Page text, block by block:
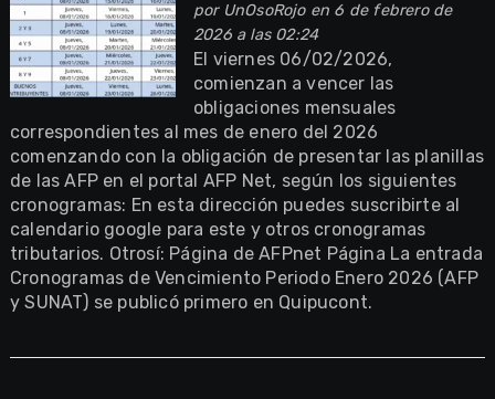
por UnOsoRojoen 6 de febrero de
2026 a las 02:24
El viernes 06/02/2026,
comienzan a vencer las
obligaciones mensuales
correspondientes al mes de enero del 2026
comenzando con la obligación de presentar las planillas
de las AFP en el portal AFP Net, según los siguientes
cronogramas: En esta dirección puedes suscribirte al
calendario google para este y otros cronogramas
tributarios. Otrosí: Página de AFPnet Página La entrada
Cronogramas de Vencimiento Periodo Enero 2026 (AFP
y SUNAT) se publicó primero en Quipucont.